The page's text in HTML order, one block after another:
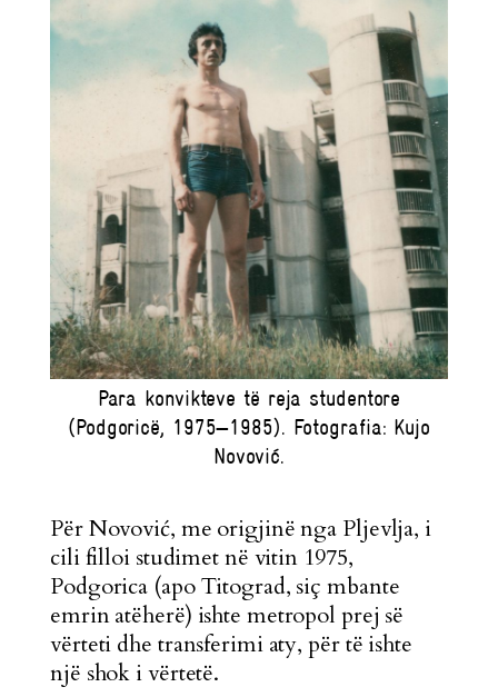
Para konvikteve të reja studentore
(Podgoricë, 1975—1985). Fotografia: Kujo
Novović.
Për Novović, me origjinë nga Pljevlja, i
cili filloi studimet në vitin 1975,
Podgorica (apo Titograd, siç mbante
emrin atëherë) ishte metropol prej së
vërteti dhe transferimi aty, për të ishte
një shok i vërtetë.